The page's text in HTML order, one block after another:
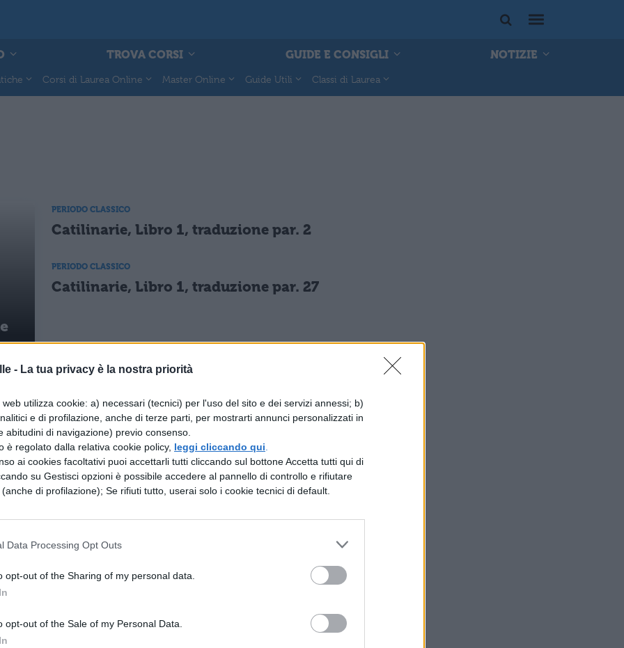
- La tua privacy è la nostra priorità
utilizza cookie: a) necessari (tecnici) per l'uso del sito e dei servizi annessi; b)
e di profilazione, anche di terze parti, per mostrarti annunci personalizzati in
abitudini di navigazione) previo consenso.
è regolato dalla relativa cookie policy, leggi cliccando qui
ai cookies facoltativi puoi accettarli tutti cliccando sul bottone Accetta tutti qui di
su Gestisci opzioni è possibile accedere al pannello di controllo e rifiutare
di profilazione); Se rifiuti tutto, userai solo i cookie tecnici di default.
Data Processing Opt Outs
opt-out of the Sharing of my personal data.
opt-out of the Sale of my Personal Data.
TROVA CORSI GUIDE E CONSIGLI
NOTIZIE
Corsi di Laurea Online Master Online Guide Utili Classi di Laurea
PERIODO CLASSICO
Catilinarie, Libro 1, traduzione par. 2
PERIODO CLASSICO
Catilinarie, Libro 1, traduzione par. 27
Libro 1,
par. 28
PERIODO CLASSICO
Catilinarie, Libro 1,
traduzione par. 13
Libro 1,
PERIODO CLASSICO
Catilinarie, Libro 1,
CLASSICO
Libro 1,
PERIODO CLASSICO